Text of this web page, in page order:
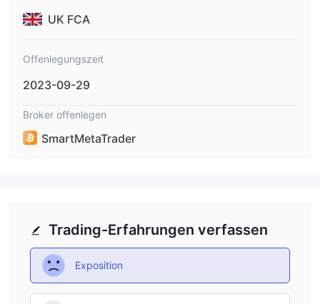
UK FCA
Offenlegungszeit
2023-09-29
Broker offenlegen
SmartMetaTrader
Trading-Erfahrungen verfassen
Exposition